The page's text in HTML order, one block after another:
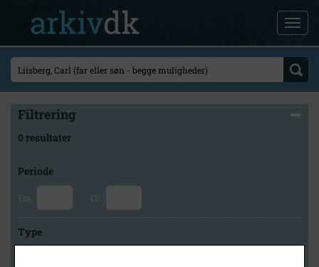
Filtrering
0 resultater
Periode
Fra Til
Type